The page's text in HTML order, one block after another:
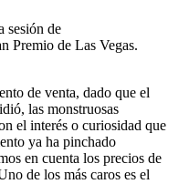
sesión de
Premio de Las Vegas.
de venta, dado que el
las monstruosas
el interés o curiosidad que
ya ha pinchado
en cuenta los precios de
de los más caros es el